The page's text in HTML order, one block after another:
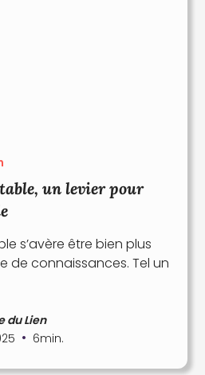
un levier pour
s’avère être bien plus
de connaissances. Tel un
du Lien
• 6min.